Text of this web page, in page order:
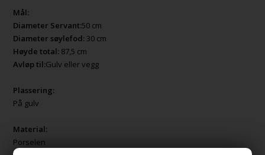
Mål:
Diameter Servant:50 cm
Diameter søylefod: 30 cm
Høyde total: 87,5 cm
Avløp til:Gulv eller vegg
Plassering:
På gulv
Material:
Porselen